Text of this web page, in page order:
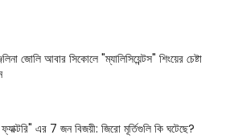
জোলি আবার সিকোলে "ম্যালিসিয়েন্টস" শিংয়ের চেষ্টা
এর 7 জন বিজয়ী: জিরো মূর্তিগুলি কি ঘটেছে?